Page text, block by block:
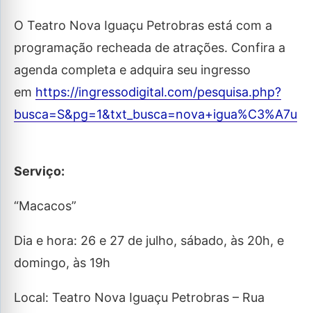
O Teatro Nova Iguaçu Petrobras está com a
programação recheada de atrações. Confira a
agenda completa e adquira seu ingresso
em https://ingressodigital.com/pesquisa.php?
busca=S&pg=1&txt_busca=nova+igua%C3%A7u
Serviço:
“Macacos”
Dia e hora: 26 e 27 de julho, sábado, às 20h, e
domingo, às 19h
Local: Teatro Nova Iguaçu Petrobras – Rua